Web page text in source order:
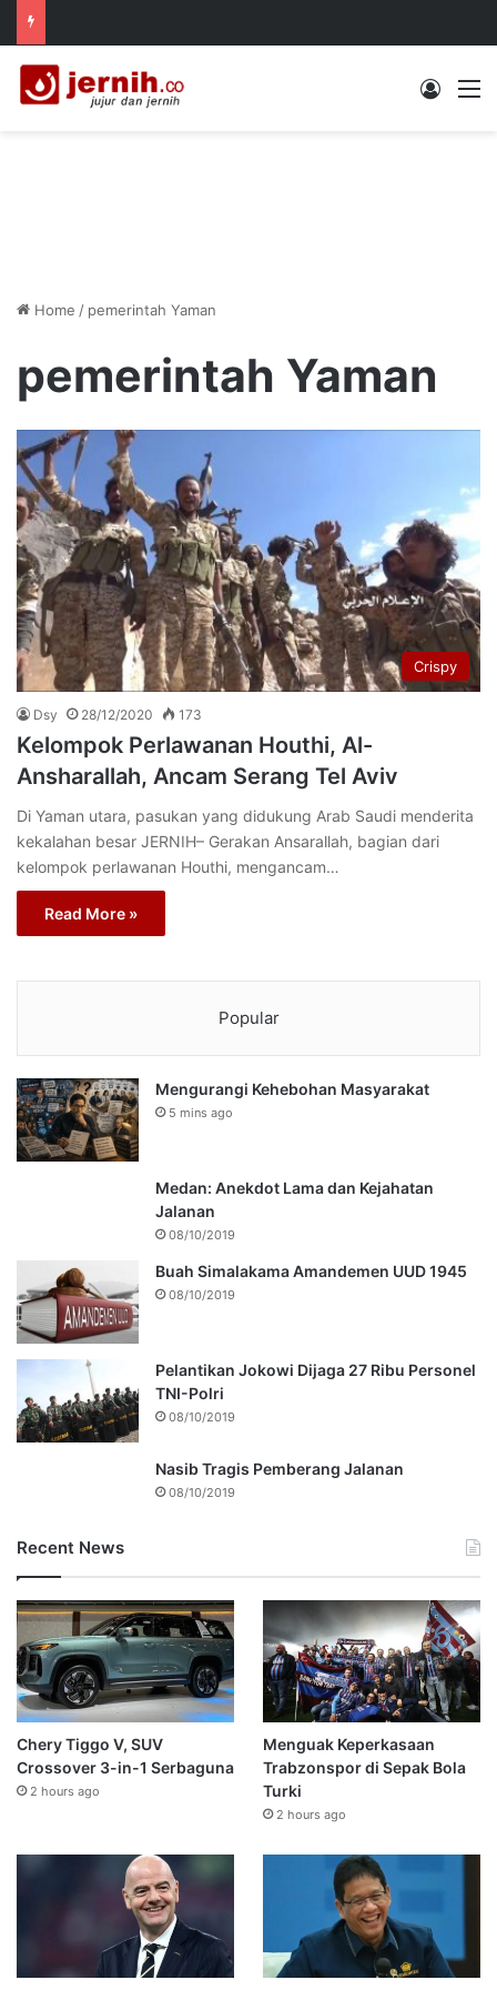
Log In
Home / pemerintah Yaman
pemerintah Yaman
Crispy
Dsy 28/12/2020 173
Kelompok Perlawanan Houthi, Al-
Ansharallah, Ancam Serang Tel Aviv
Di Yaman utara, pasukan yang didukung Arab Saudi menderita
kekalahan besar JERNIH– Gerakan Ansarallah, bagian dari
kelompok perlawanan Houthi, mengancam…
Read More »
Popular
Mengurangi Kehebohan Masyarakat
5 mins ago
Medan: Anekdot Lama dan Kejahatan
Jalanan
08/10/2019
Buah Simalakama Amandemen UUD 1945
08/10/2019
Pelantikan Jokowi Dijaga 27 Ribu Personel
TNI-Polri
08/10/2019
Nasib Tragis Pemberang Jalanan
08/10/2019
Recent News
Chery Tiggo V, SUV
Crossover 3-in-1 Serbaguna
2 hours ago
Menguak Keperkasaan
Trabzonspor di Sepak Bola
Turki
2 hours ago